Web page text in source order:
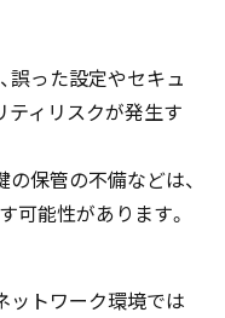
誤った設定やセキュ
ティリスクが発生す
保管の不備などは、
可能性があります。
ットワーク環境では